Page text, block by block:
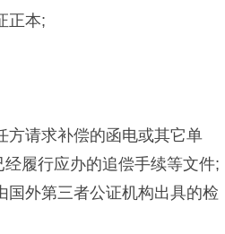
正本;
方请求补偿的函电或其它单
履行应办的追偿手续等文件;
国外第三者公证机构出具的检